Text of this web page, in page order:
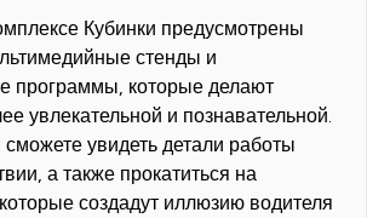
Кубинки предусмотрены
стенды и
программы, которые делают
увлекательной и познавательной.
увидеть детали работы
а также прокатиться на
создадут иллюзию водителя